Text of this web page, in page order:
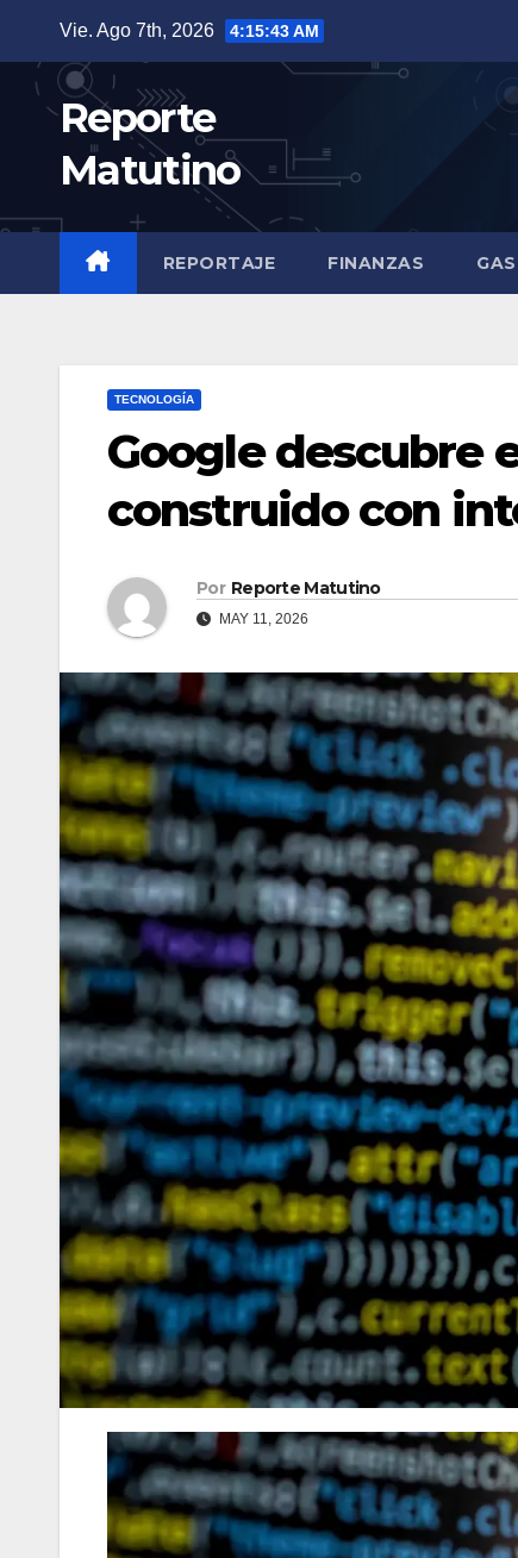
contenido
Vie. Ago 7th, 2026 4:15:44 AM
Reporte
Matutino
REPORTAJE FINANZAS
TECNOLOGÍA
Google descubre
construido con
Por Reporte Matutino
MAY 11, 2026